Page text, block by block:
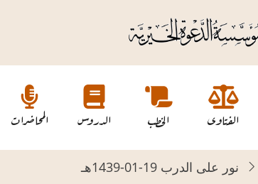
الفتاوى الخطب الدروس المحاضرات
نور على الدرب 19-01-1439هـ